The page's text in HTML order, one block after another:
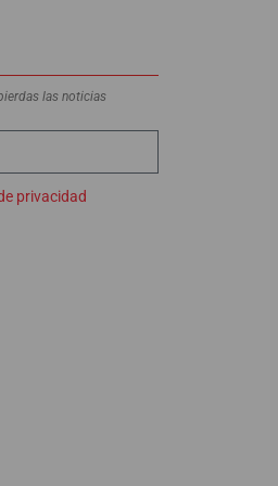
las noticias
privacidad